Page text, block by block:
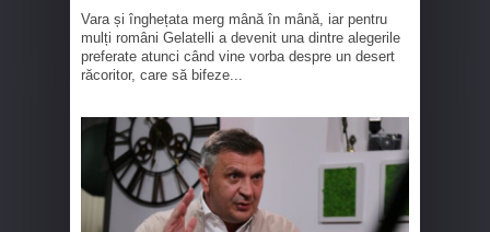
Vara și înghețata merg mână în mână, iar pentru
mulți români Gelatelli a devenit una dintre alegerile
preferate atunci când vine vorba despre un desert
răcoritor, care să bifeze...